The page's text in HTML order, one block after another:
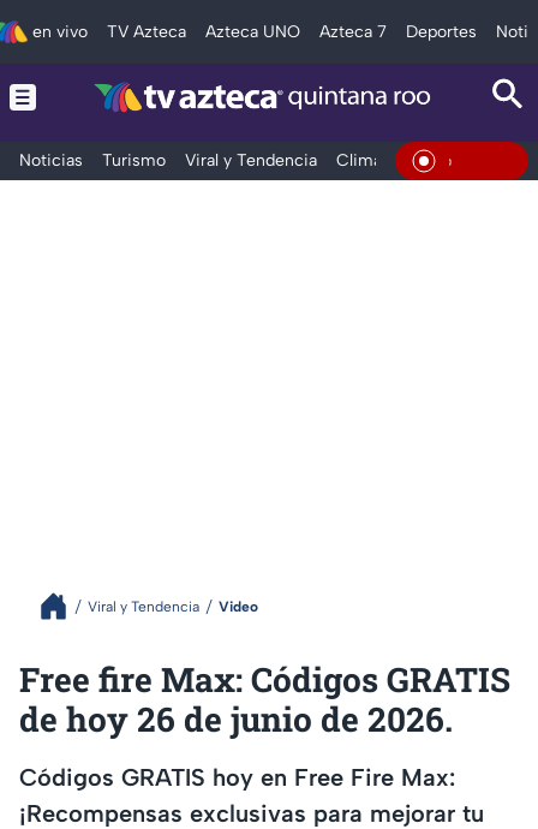
en vivo TV Azteca Azteca UNO Azteca 7 Deportes
Noticias Turismo Viral y Tendencia Clima Tráfico En Vivo
Viral y Tendencia Video
Free fire Max: Códigos GRATIS
de hoy 26 de junio de 2026.
Códigos GRATIS hoy en Free Fire Max:
¡Recompensas exclusivas para mejorar tu